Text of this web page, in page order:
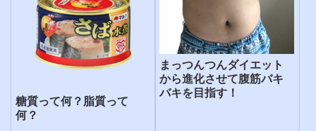
糖質って何？脂質って
何？
まっつんつんダイエット
から進化させて腹筋バキ
バキを目指す！